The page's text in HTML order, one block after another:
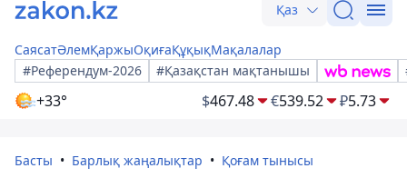
Қаз
СаясатӘлемҚаржыОқиғаҚұқықМақалалар
#Референдум-2026
#Қазақстан мақтанышы
+33° $467.48 €539.52 ₽5.73
Басты Барлық жаңалықтар Қоғам тынысы